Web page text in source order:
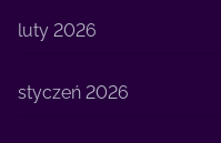
luty 2026
styczeń 2026